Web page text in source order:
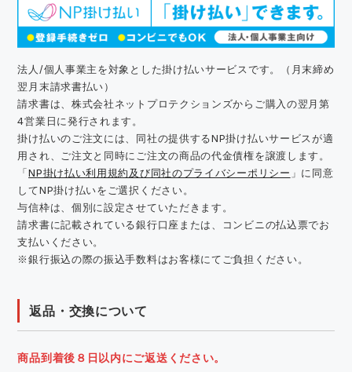
法人/個人事業主を対象とした掛け払いサービスです。（月末締め
翌月末請求書払い）
請求書は、株式会社ネットプロテクションズからご購入の翌月第
4営業日に発行されます。
掛け払いのご注文には、同社の提供するNP掛け払いサービスが適
用され、ご注文と同時にご注文の商品の代金債権を譲渡します。
「NP掛け払い利用規約及び同社のプライバシーポリシー 」に同意
してNP掛け払いをご選択ください。
与信枠は、個別に設定させていただきます。
請求書に記載されている銀行口座または、コンビニの払込票でお
支払いください。
※銀行振込の際の振込手数料はお客様にてご負担ください。
返品・交換について
商品到着後８日以内にご返送ください。